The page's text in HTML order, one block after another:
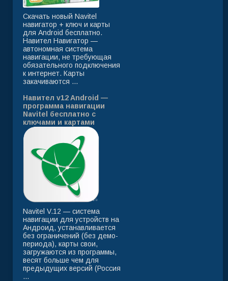
Скачать новый Navitel
навигатор + ключ и карты
для Android бесплатно.
Навител Навигатор —
автономная система
навигации, не требующая
обязательного подключения
к интернет. Карты
закачиваются ...
Навител v12 Android —
программа навигации
Navitel бесплатно с
ключами и картами
Navitel V.12 — система
навигации для устройств на
Андроид, устанавливается
без ограничений (без демо-
периода), карты свои,
загружаются из программы,
весят больше чем для
предыдущих версий (Россия
...